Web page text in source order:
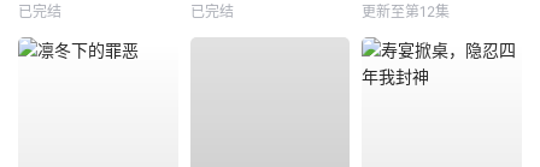
已完结 已完结 更新至第12集